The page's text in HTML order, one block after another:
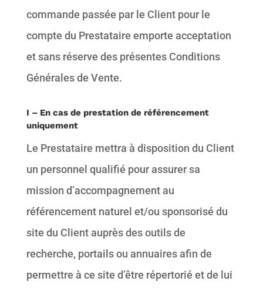
commande passée par le Client pour le
compte du Prestataire emporte acceptation
et sans réserve des présentes Conditions
Générales de Vente.
I – En cas de prestation de référencement
uniquement
Le Prestataire mettra à disposition du Client
un personnel qualifié pour assurer sa
mission d’accompagnement au
référencement naturel et/ou sponsorisé du
site du Client auprès des outils de
recherche, portails ou annuaires afin de
permettre à ce site d’être répertorié et de lui